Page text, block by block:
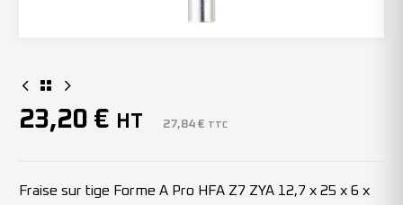
23,20 € HT 27,84 € TTC
Fraise sur tige Forme A Pro HFA Z7 ZYA 12,7 x 25 x 6 x